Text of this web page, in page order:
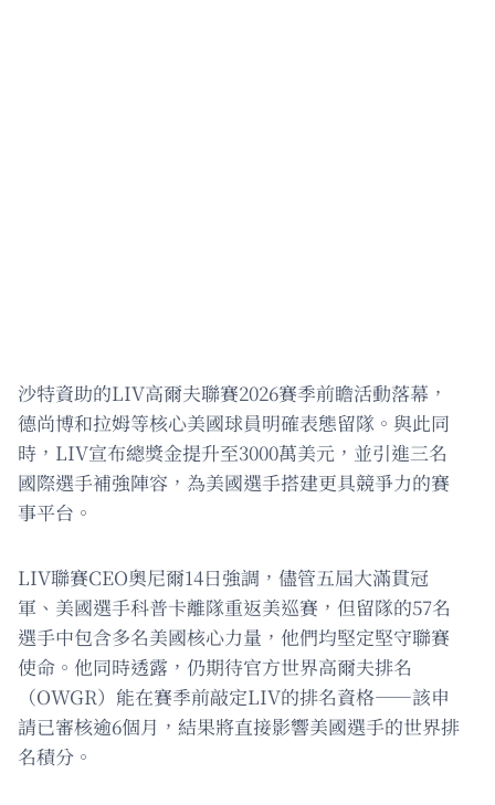
沙特資助的LIV高爾夫聯賽2026賽季前瞻活動落幕，
德尚博和拉姆等核心美國球員明確表態留隊。與此同
時，LIV宣布總獎金提升至3000萬美元，並引進三名
國際選手補強陣容，為美國選手搭建更具競爭力的賽
事平台。
LIV聯賽CEO奧尼爾14日強調，儘管五屆大滿貫冠
軍、美國選手科普卡離隊重返美巡賽，但留隊的57名
選手中包含多名美國核心力量，他們均堅定堅守聯賽
使命。他同時透露，仍期待官方世界高爾夫排名
（OWGR）能在賽季前敲定LIV的排名資格——該申
請已審核逾6個月，結果將直接影響美國選手的世界排
名積分。